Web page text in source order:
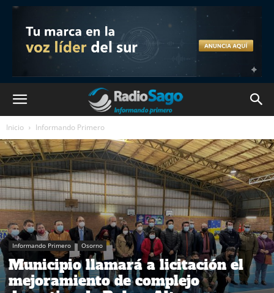
Inicio Informando Primero
Informando Primero Osorno
Municipio llamará a licitación el
mejoramiento de complejo